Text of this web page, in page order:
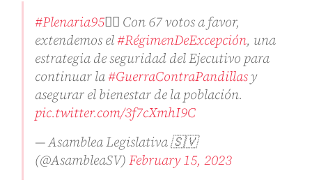
#Plenaria95✍🏻 Con 67 votos a favor,
extendemos el#RégimenDeExcepción, una
estrategia de seguridad del Ejecutivo para
continuar la#GuerraContraPandillasy
asegurar el bienestar de la población.
pic.twitter.com/3f7cXmhI9C
— Asamblea Legislativa 🇸🇻
(@AsambleaSV)February 15, 2023